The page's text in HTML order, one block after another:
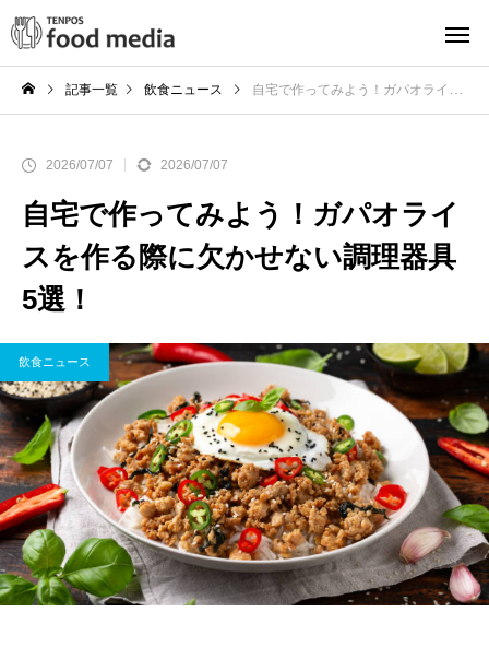
記事一覧 飲食ニュース 自宅で作ってみよう！ガパオライスを作る際に欠かせない調理器具5選！
2026/07/07 2026/07/07
自宅で作ってみよう！ガパオライ
スを作る際に欠かせない調理器具
5選！
飲食ニュース